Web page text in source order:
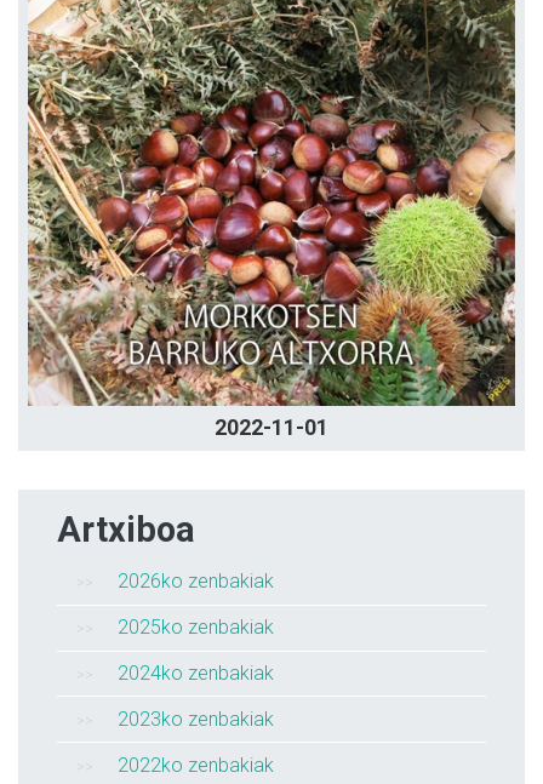
2022-11-01
Artxiboa
2026ko zenbakiak
2025ko zenbakiak
2024ko zenbakiak
2023ko zenbakiak
2022ko zenbakiak